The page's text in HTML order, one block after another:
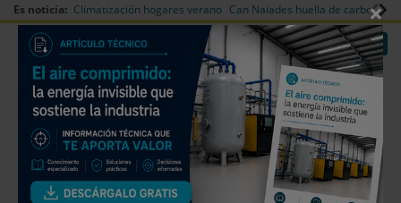
Es noticia: Climatización hogares verano Can Naiades huella de carbono
Redes Sociales Es noticia Login empresas Registro
Nuevo plan de ayudas para
×